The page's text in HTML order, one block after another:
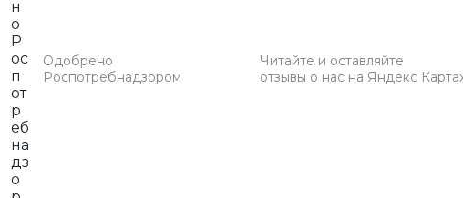
Одобрено
Роспотребнадзором
Читайте и оставляйте
отзывы о нас на Яндекс